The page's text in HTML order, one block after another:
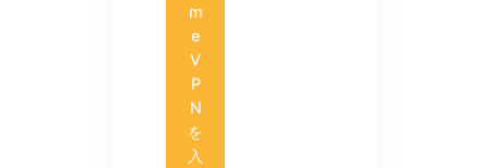
m
e
V
P
N
を
入